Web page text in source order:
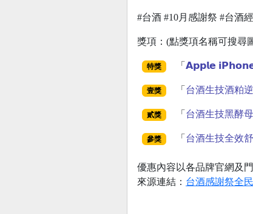
#台酒 #10月感謝祭 #台酒
獎項：(點獎項名稱可搜尋
特獎 「 𝗔𝗽𝗽𝗹𝗲
壹獎 「 台酒生技酒粕
貳獎 「 台酒生技黑酵
參獎 「 台酒生技全效
優惠內容以各品牌官網及
來源連結： 台酒感謝祭全